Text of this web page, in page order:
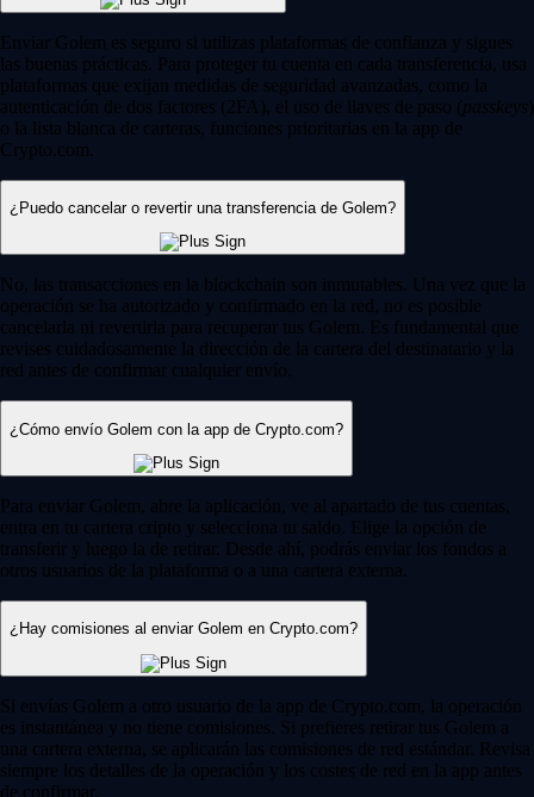
Enviar Golem es seguro si utilizas plataformas de confianza y sigues
las buenas prácticas. Para proteger tu cuenta en cada transferencia, usa
plataformas que exijan medidas de seguridad avanzadas, como la
autenticación de dos factores (2FA), el uso de llaves de paso (passkeys )
o la lista blanca de carteras, funciones prioritarias en la app de
Crypto.com.
¿Puedo cancelar o revertir una transferencia de Golem?
No, las transacciones en la blockchain son inmutables. Una vez que la
operación se ha autorizado y confirmado en la red, no es posible
cancelarla ni revertirla para recuperar tus Golem. Es fundamental que
revises cuidadosamente la dirección de la cartera del destinatario y la
red antes de confirmar cualquier envío.
¿Cómo envío Golem con la app de Crypto.com?
Para enviar Golem, abre la aplicación, ve al apartado de tus cuentas,
entra en tu cartera cripto y selecciona tu saldo. Elige la opción de
transferir y luego la de retirar. Desde ahí, podrás enviar los fondos a
otros usuarios de la plataforma o a una cartera externa.
¿Hay comisiones al enviar Golem en Crypto.com?
Si envías Golem a otro usuario de la app de Crypto.com, la operación
es instantánea y no tiene comisiones. Si prefieres retirar tus Golem a
una cartera externa, se aplicarán las comisiones de red estándar. Revisa
siempre los detalles de la operación y los costes de red en la app antes
de confirmar.